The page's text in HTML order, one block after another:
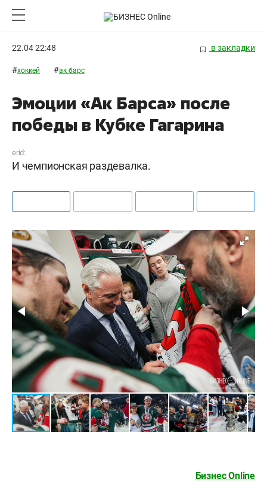
22.04 22:48 в закладки
#хоккей #ак барс
Эмоции «Ак Барса» после
победы в Кубке Гагарина
erid:
И чемпионская раздевалка.
Бизнес Online